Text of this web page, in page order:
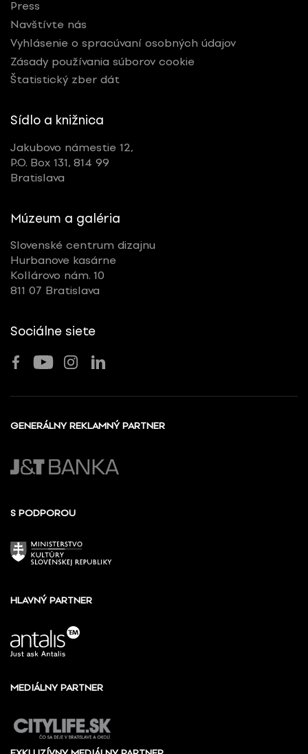
Press
Navštívte nás
Vyhlásenie o spracúvaní osobných údajov
Zásady používania súborov cookie
Štatistický zber dát
Sídlo a knižnica
Jakubovo námestie 12,
P.O. Box 131, 814 99
Bratislava
Múzeum a galéria
Slovenské centrum dizajnu
Hurbanove kasárne
Kollárovo nám. 10
811 07 Bratislava
Sociálne siete
GENERÁLNY REKLAMNÝ PARTNER
S PODPOROU
HLAVNÝ PARTNER
MEDIÁLNY PARTNER